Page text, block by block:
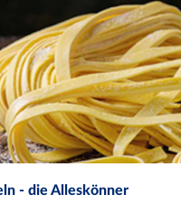
- die Alleskönner